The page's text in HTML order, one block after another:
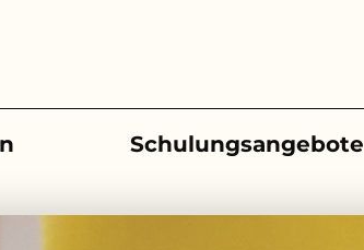
Schulungsangebote